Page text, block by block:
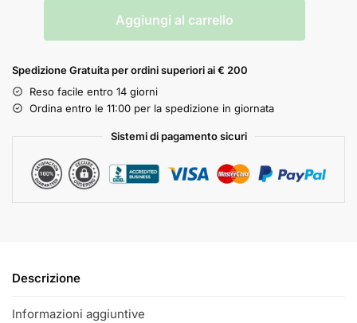
Aggiungi al carrello
Spedizione Gratuita per ordini superiori ai € 200
Reso facile entro 14 giorni
Ordina entro le 11:00 per la spedizione in giornata
Sistemi di pagamento sicuri
Descrizione
Informazioni aggiuntive